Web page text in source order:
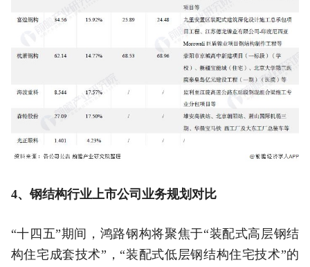
4、钢结构行业上市公司业务规划对比
“十四五”期间，鸿路钢构将聚焦于“装配式高层钢结
构住宅成套技术”，“装配式低层钢结构住宅技术”的